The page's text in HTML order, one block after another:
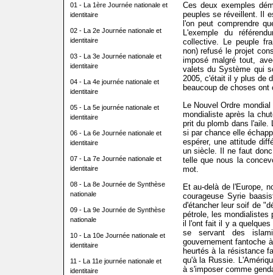
01 - La 1ère Journée nationale et
identitaire
02 - La 2e Journée nationale et
identitaire
03 - La 3e Journée nationale et
identitaire
04 - La 4e journée nationale et
identitaire
05 - La 5e journée nationale et
identitaire
06 - La 6e Journée nationale et
identitaire
07 - La 7e Journée nationale et
identitaire
08 - La 8e Journée de Synthèse
nationale
09 - La 9e Journée de Synthèse
nationale
10 - La 10e Journée nationale et
identitaire
11 - La 11e journée nationale et
identitaire
Ces deux exemples
peuples se réveillent. Il
l'on peut comprendre
L'exemple du
collective. Le peuple
non) refusé le projet
imposé malgré tout,
valets du Système qui
2005, c'était il y plus de
beaucoup de choses ont
Le Nouvel Ordre
mondialiste après la
prit du plomb dans l'aile.
si par chance elle
espérer, une attitude
un siècle. Il ne faut
telle que nous la
mot.
Et au-delà de l'Europe,
courageuse Syrie
d'étancher leur soif de
pétrole, les mondialistes
il l'ont fait il y a
se servant des
gouvernement fantoche
heurtés à la résistance
qu'à la Russie.
à s'imposer comme